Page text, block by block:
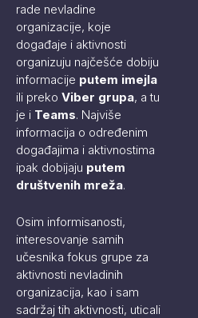
rade nevladine
organizacije, koje
događaje i aktivnosti
organizuju najčešće dobiju
informacije putem imejla
ili preko Viber grupa, a tu
je i Teams. Najviše
informacija o određenim
događajima i aktivnostima
ipak dobijaju putem
društvenih mreža.
Osim informisanosti,
interesovanje samih
učesnika fokus grupe za
aktivnosti nevladinih
organizacija, kao i sam
sadržaj tih aktivnosti, uticali